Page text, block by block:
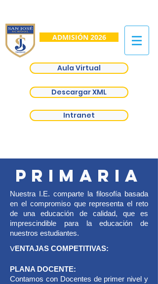
ADMISIÓN 2026
Aula Virtual
Descargar XML
Intranet
primaria
Nuestra I.E. comparte la filosofía basada
en el compromiso que representa el reto
de una educación de calidad, que es
imprescindible para la educación de
nuestros estudiantes.
VENTAJAS COMPETITIVAS:
PLANA DOCENTE:
Contamos con Docentes de primer nivel y